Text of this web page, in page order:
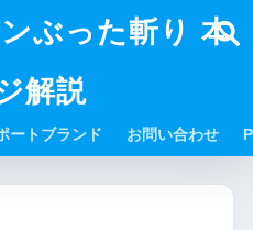
ぶった斬り 本
解説
ートブランド お問い合わせ